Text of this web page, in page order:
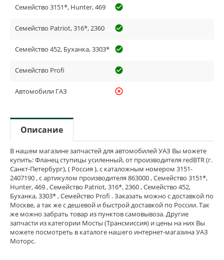
Семейство 3151*, Hunter, 469 check_circle_outline
Семейство Patriot, 316*, 2360 check_circle_outline
Семейство 452, Буханка, 3303* check_circle_outline
Семейство Profi check_circle_outline
Автомобили ГАЗ highlight_off
Описание
В нашем магазине запчастей для автомобилей УАЗ Вы можете
купить: Фланец ступицы усиленный, от производителя redBTR (г.
Санкт-Петербург), ( Россия ), с каталожным номером 3151-
2407190 , с артикулом производителя 863000 , Семейство 3151*,
Hunter, 469 , Семейство Patriot, 316*, 2360 , Семейство 452,
Буханка, 3303* , Семейство Profi . Заказать можно с доставкой по
Москве, а так же с дешевой и быстрой доставкой по России. Так
же можно забрать товар из пунктов самовывоза. Другие
запчасти из категории Мосты (Трансмиссия) и цены на них Вы
можете посмотреть в каталоге нашего интернет-магазина УАЗ
Моторс.